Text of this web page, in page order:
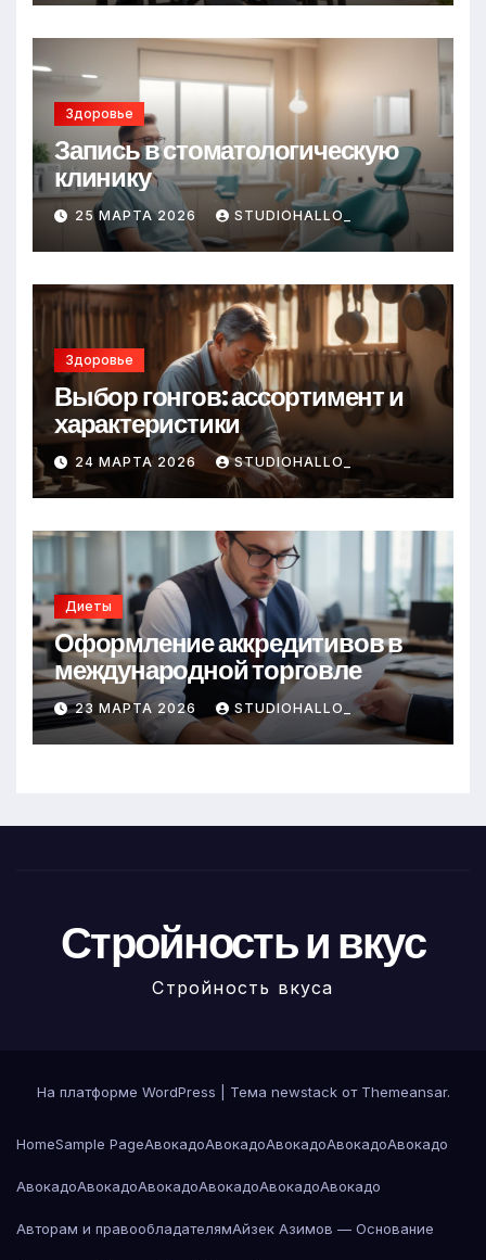
Здоровье
Запись в стоматологическую
клинику
25 МАРТА 2026 STUDIOHALLO_
Здоровье
Выбор гонгов: ассортимент и
характеристики
24 МАРТА 2026 STUDIOHALLO_
Диеты
Оформление аккредитивов в
международной торговле
23 МАРТА 2026 STUDIOHALLO_
Стройность и вкус
Стройность вкуса
На платформе WordPress Тема newstack от Themeansar.
HomeSample PageАвокадоАвокадоАвокадоАвокадоАвокадо
АвокадоАвокадоАвокадоАвокадоАвокадоАвокадо
Авторам и правообладателямАйзек Азимов — Основание